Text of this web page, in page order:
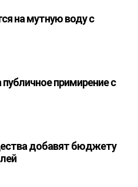
на мутную воду с
примирение с
добавят бюджету